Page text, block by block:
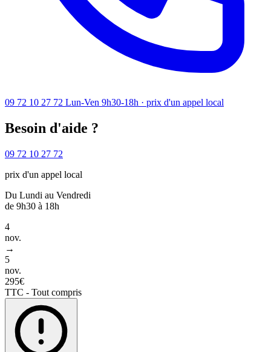
09 72 10 27 72 Lun-Ven 9h30-18h · prix d'un appel local
Besoin d'aide ?
09 72 10 27 72
prix d'un appel local
Du Lundi au Vendredi
de 9h30 à 18h
4
nov.
→
5
nov.
295€
TTC - Tout compris